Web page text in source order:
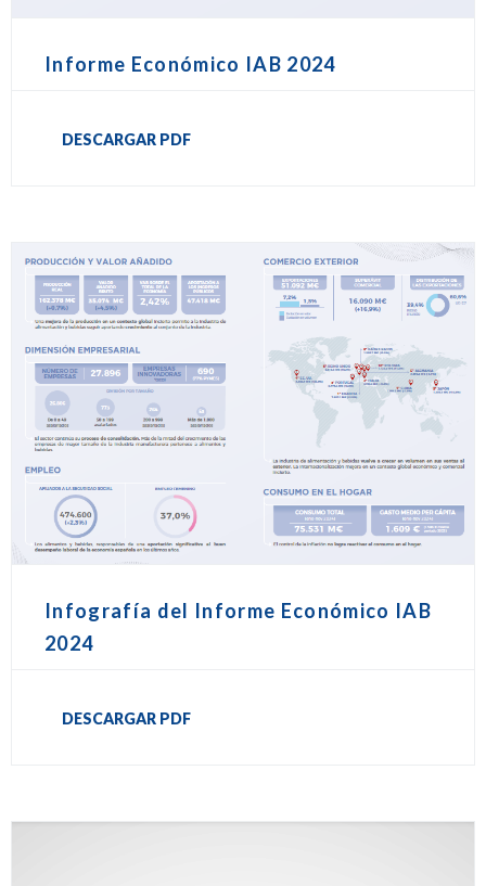
Informe Económico IAB 2024
DESCARGAR PDF
Infografía del Informe Económico IAB
2024
DESCARGAR PDF